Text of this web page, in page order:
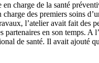
charge de la santé
des premiers soins
l’atelier avait fait des
en son temps. A
de santé. Il avait ajouté